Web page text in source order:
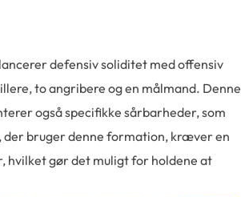
defensiv soliditet med offensiv
to angribere og en målmand. Denne
også specifikke sårbarheder, som
der bruger denne formation, kræver en
hvilket gør det muligt for holdene at